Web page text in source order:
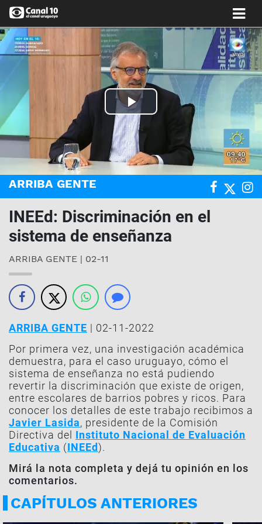
Play
Video
ARRIBA GENTE
INEEd: Discriminación en el
sistema de enseñanza
ARRIBA GENTE | 02-11
ARRIBA GENTE | 02-11-2022
Por primera vez, una investigación académica
demuestra, para el caso uruguayo, cómo el
sistema de enseñanza no está pudiendo
revertir la discriminación que existe de origen,
entre escolares de barrios pobres y ricos. Para
conocer los detalles de este trabajo recibimos a
Javier Lasida, presidente de la Comisión
Directiva del Instituto Nacional de Evaluación
Educativa (INEEd).
Mirá la nota completa y dejá tu opinión en los
comentarios.
CAPÍTULOS ANTERIORES